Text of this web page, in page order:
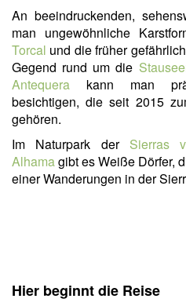
An beeindruckenden,
man ungewöhnliche
Torcal und die früher
Gegend rund um die
Antequera kann man
besichtigen, die seit 2015
gehören.
Im Naturpark der Sierras
Alhamagibt es Weiße Dörfer,
einer Wanderungen in der
Hier beginnt die Reise